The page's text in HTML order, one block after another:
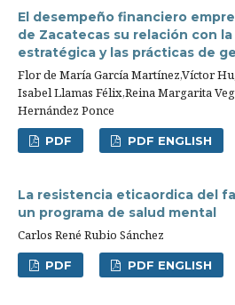
El desempeño financiero
de Zacatecas su relación con
estratégica y las prácticas de
Flor de María García Martínez,Víctor
Isabel Llamas Félix,Reina Margarita
Hernández Ponce
PDF PDF ENGLISH
La resistencia eticaordica del
un programa de salud mental
Carlos René Rubio Sánchez
PDF PDF ENGLISH